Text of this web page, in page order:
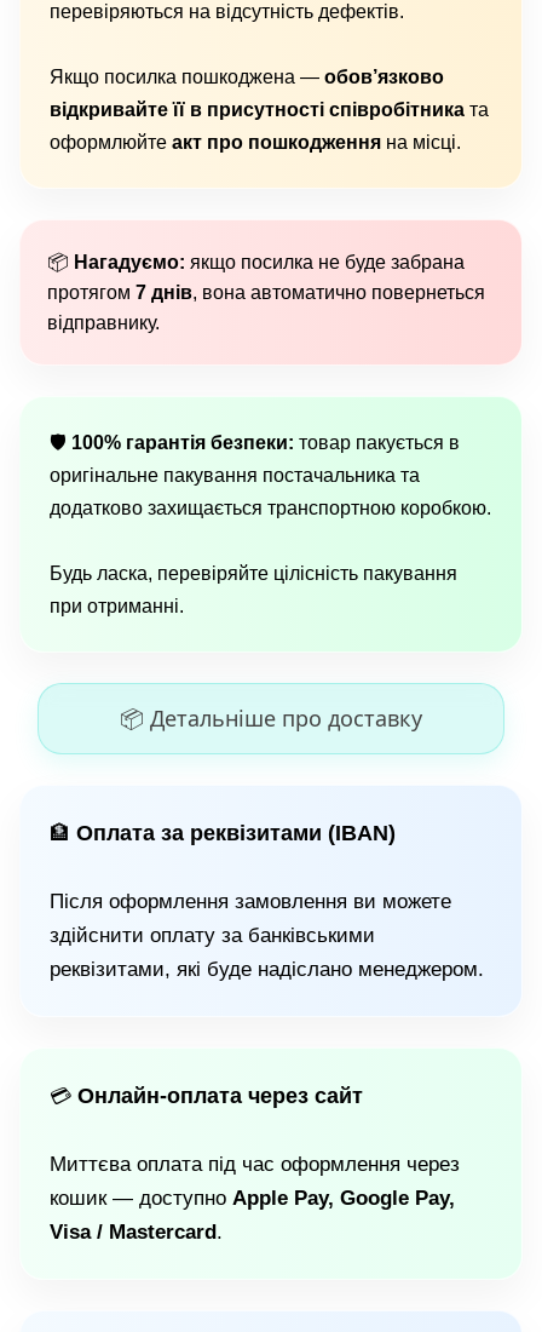
перевіряються на відсутність дефектів.
Якщо посилка пошкоджена — обов’язково
відкривайте її в присутності співробітника та
оформлюйте акт про пошкодження на місці.
📦 Нагадуємо: якщо посилка не буде забрана
протягом 7 днів, вона автоматично повернеться
відправнику.
🛡 100% гарантія безпеки: товар пакується в
оригінальне пакування постачальника та
додатково захищається транспортною коробкою.
Будь ласка, перевіряйте цілісність пакування
при отриманні.
📦 Детальніше про доставку
🏦 Оплата за реквізитами (IBAN)
Після оформлення замовлення ви можете
здійснити оплату за банківськими
реквізитами, які буде надіслано менеджером.
💳 Онлайн-оплата через сайт
Миттєва оплата під час оформлення через
кошик — доступно Apple Pay, Google Pay,
Visa / Mastercard.